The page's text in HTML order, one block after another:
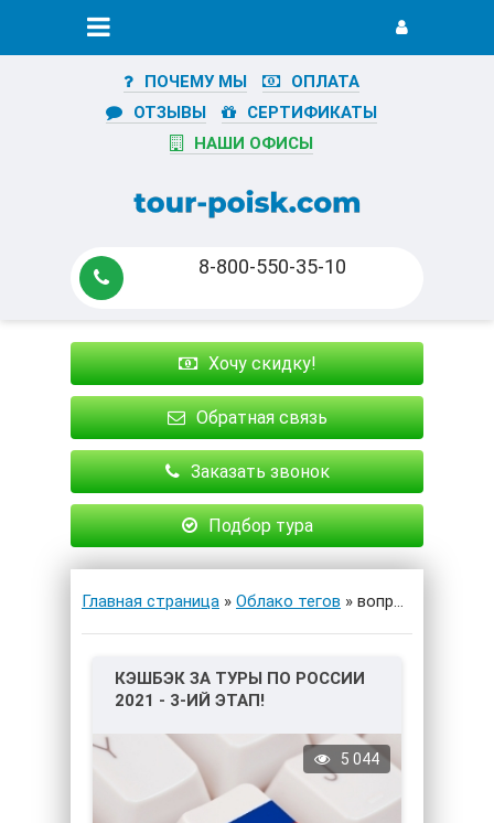
ПОЧЕМУ МЫ
ОПЛАТА
ОТЗЫВЫ
СЕРТИФИКАТЫ
НАШИ ОФИСЫ
8-800-550-35-10
Хочу скидку!
Обратная связь
Заказать звонок
Подбор тура
Главная страница » Облако тегов » вопросы
КЭШБЭК ЗА ТУРЫ ПО РОССИИ
2021 - 3-ИЙ ЭТАП!
5 044